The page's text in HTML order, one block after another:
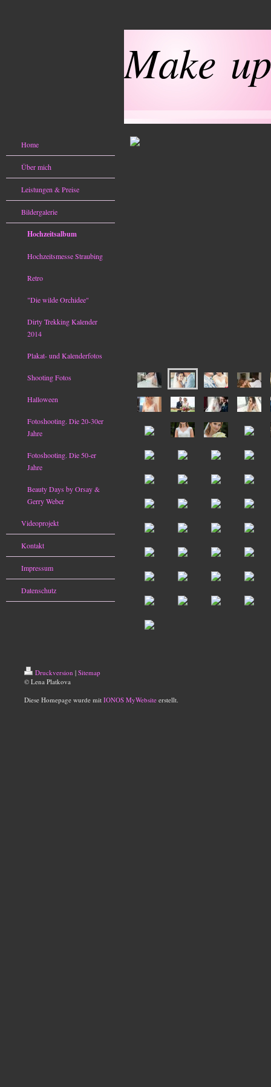
Make
Home
Über mich
Leistungen & Preise
Bildergalerie
Hochzeitsalbum
Hochzeitsmesse Straubing
Retro
"Die wilde Orchidee"
Dirty Trekking Kalender
2014
Plakat- und Kalenderfotos
Shooting Fotos
Halloween
Fotoshooting. Die 20-30er
Jahre
Fotoshooting. Die 50-er
Jahre
Beauty Days by Orsay &
Gerry Weber
Videoprojekt
Kontakt
Impressum
Datenschutz
Druckversion | Sitemap
© Lena Platkova
Diese Homepage wurde mit IONOS MyWebsite erstellt.